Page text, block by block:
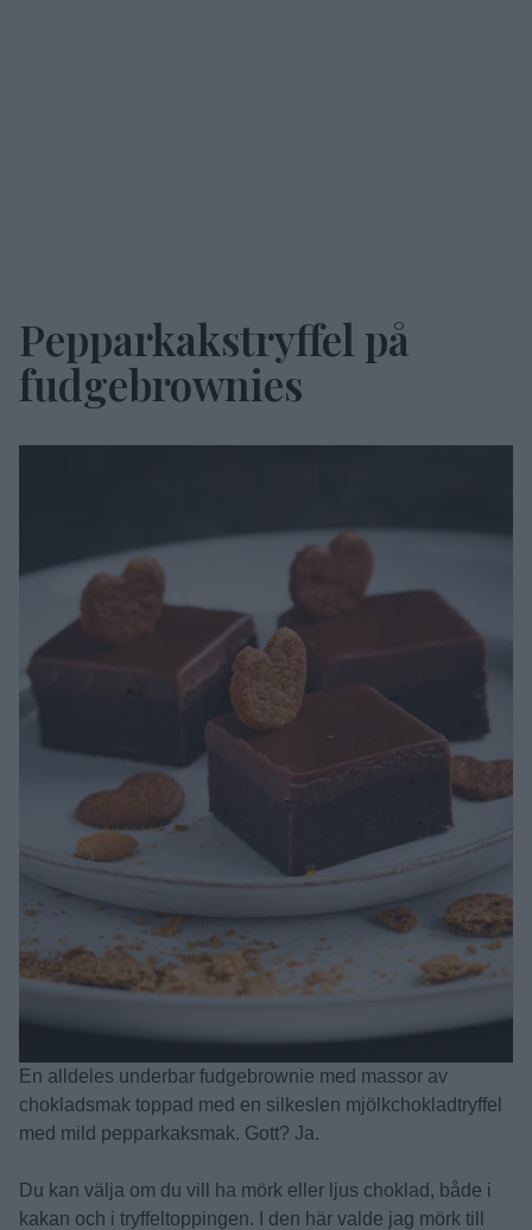
Pepparkakstryffel på
fudgebrownies
En alldeles underbar fudgebrownie med massor av
chokladsmak toppad med en silkeslen mjölkchokladtryffel
med mild pepparkaksmak. Gott? Ja.
Du kan välja om du vill ha mörk eller ljus choklad, både i
kakan och i tryffeltoppingen. I den här valde jag mörk till